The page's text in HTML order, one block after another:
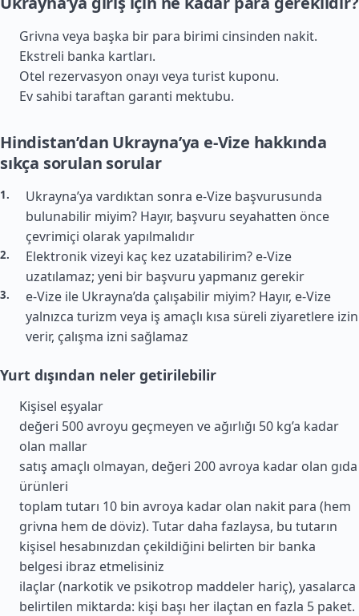
Grivna veya başka bir para birimi cinsinden nakit.
Ekstreli banka kartları.
Otel rezervasyon onayı veya turist kuponu.
Ev sahibi taraftan garanti mektubu.
Hindistan’dan Ukrayna’ya e-Vize hakkında
sıkça sorulan sorular
Ukrayna’ya vardıktan sonra e-Vize başvurusunda
bulunabilir miyim? Hayır, başvuru seyahatten önce
çevrimiçi olarak yapılmalıdır
Elektronik vizeyi kaç kez uzatabilirim? e-Vize
uzatılamaz; yeni bir başvuru yapmanız gerekir
e-Vize ile Ukrayna’da çalışabilir miyim? Hayır, e-Vize
yalnızca turizm veya iş amaçlı kısa süreli ziyaretlere izin
verir, çalışma izni sağlamaz
Yurt dışından neler getirilebilir
Kişisel eşyalar
değeri 500 avroyu geçmeyen ve ağırlığı 50 kg’a kadar
olan mallar
satış amaçlı olmayan, değeri 200 avroya kadar olan gıda
ürünleri
toplam tutarı 10 bin avroya kadar olan nakit para (hem
grivna hem de döviz). Tutar daha fazlaysa, bu tutarın
kişisel hesabınızdan çekildiğini belirten bir banka
belgesi ibraz etmelisiniz
ilaçlar (narkotik ve psikotrop maddeler hariç), yasalarca
belirtilen miktarda: kişi başı her ilaçtan en fazla 5 paket.